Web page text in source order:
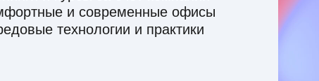
и современные офисы
технологии и практики